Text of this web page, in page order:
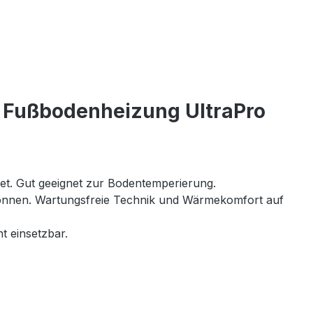
UltraPro
Gut geeignet zur Bodentemperierung.
Wartungsfreie Technik und Wärmekomfort auf
einsetzbar.